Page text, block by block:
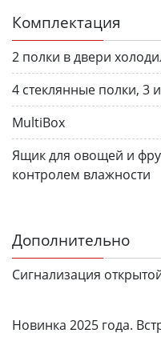
Комплектация
2 полки в двери
4 стеклянные полки, 3
MultiBox
Ящик для овощей и
контролем влажности
Дополнительно
Сигнализация
Новинка 2025 года.